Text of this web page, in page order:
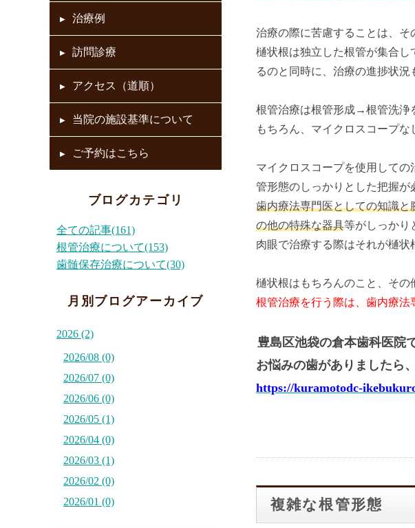
治療の際に苦慮することは、そ
樋状根は独立した根管が集合
るのと同時に、治療の進捗状況
根管治療は根管形成→根管洗浄
もちろん、マイクロスコープな
マイクロスコープを使用して
管形態のしっかりとした把握が
歯内療法専門医としての知識と
の他の特殊な器具等がしっかり
肉眼で治療する際はそれが樋状
樋状根はもちろんのこと、その
根管治療を行う際は、歯内療法
豊島区池袋の倉本歯科医院
お悩みの歯がありましたら
https://kuramotodc-
複雑な根管形態
治療例
訪問診療
アクセス（道順）
当院の施設基準について
ご予約はこちら
ブログカテゴリ
全ての記事(161)
根管治療について(153)
歯髄保存治療について(30)
月別ブログアーカイブ
2026 (2)
2026/08 (0)
2026/07 (0)
2026/06 (0)
2026/05 (1)
2026/04 (0)
2026/03 (1)
2026/02 (0)
2026/01 (0)